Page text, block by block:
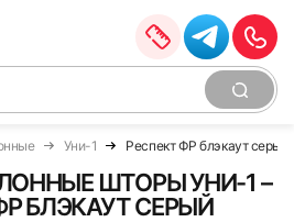
Уни-1 Респект ФР блэкаут серый
ШТОРЫ УНИ-1 –
БЛЭКАУТ СЕРЫЙ